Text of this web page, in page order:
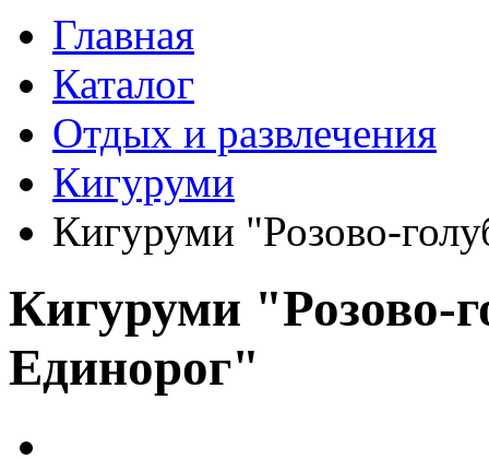
Главная
Каталог
Отдых и развлечения
Кигуруми
Кигуруми "Розово-
Кигуруми "Розово-
Единорог"